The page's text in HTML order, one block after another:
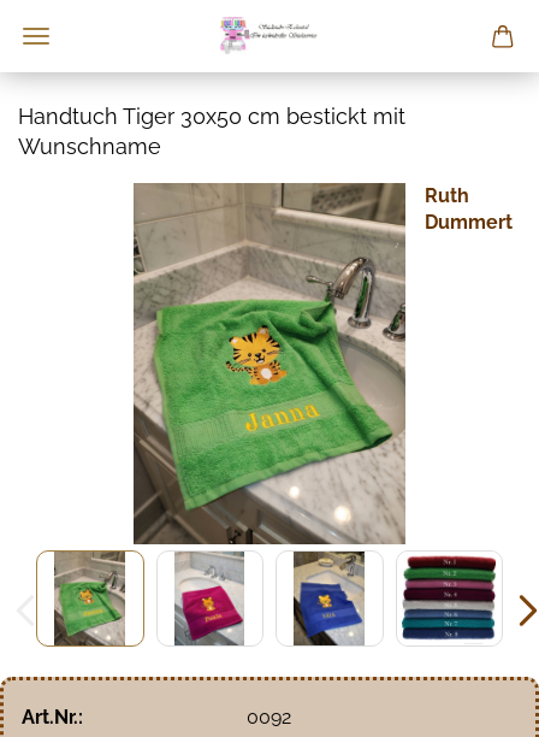
Handtuch Tiger 30x50 cm bestickt mit
Wunschname
Ruth
Dummert
Art.Nr.:
0092